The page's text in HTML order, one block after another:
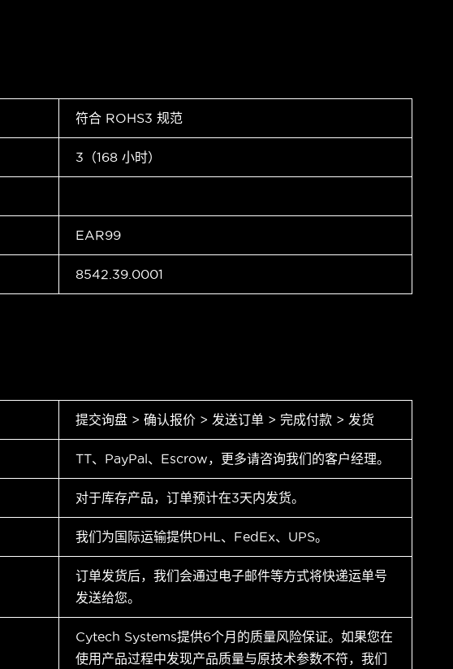
符合 ROHS3 规范
3（168 小时）
EAR99
8542.39.0001
提交询盘 > 确认报价 > 发送订单 > 完成付款 > 发货
TT、PayPal、Escrow，更多请咨询我们的客户经理。
对于库存产品，订单预计在3天内发货。
我们为国际运输提供DHL、FedEx、UPS。
订单发货后，我们会通过电子邮件等方式将快递运单号
发送给您。
Cytech Systems提供6个月的质量风险保证。如果您在
使用产品过程中发现产品质量与原技术参数不符，我们